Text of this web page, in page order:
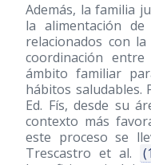
Además, la familia
la alimentación
relacionados con
coordinación
ámbito familiar
hábitos saludables.
Ed. Fís, desde su
contexto más
este proceso se
Trescastro et al.